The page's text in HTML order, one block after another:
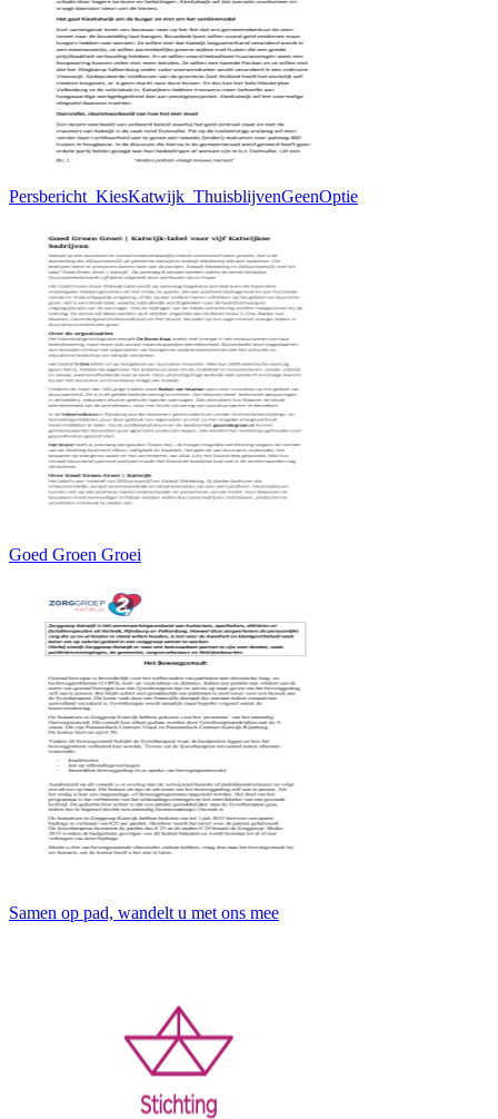
Persbericht_KiesKatwijk_ThuisblijvenGeenOptie
Goed Groen Groei
Samen op pad, wandelt u met ons mee